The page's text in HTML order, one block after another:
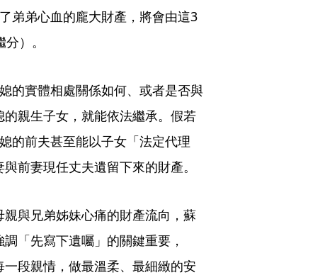
弟弟心血的龐大財產，將會由這3
）。
的實體相處關係如何、或者是否與
親生子女，就能依法繼承。假若
的前夫甚至能以子女「法定代理
前妻現任丈夫遺留下來的財產。
與兄弟姊妹心痛的財產流向，蘇
「先寫下遺囑」的關鍵重要，
一段親情，做最溫柔、最細緻的安